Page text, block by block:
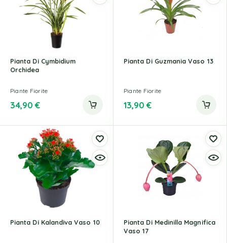
Pianta Di Cymbidium
Orchidea
Piante Fiorite
34,90 €
Pianta Di Guzmania Vaso 13
Piante Fiorite
13,90 €
Pianta Di Kalandiva Vaso 10
Pianta Di Medinilla Magnifica
Vaso 17